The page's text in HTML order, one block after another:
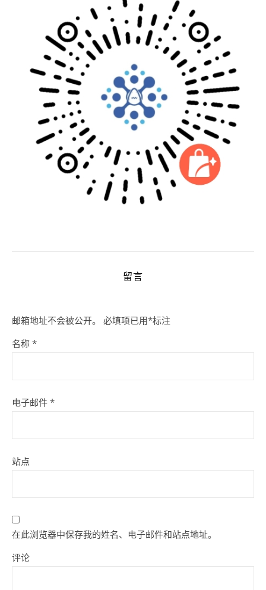
留言
邮箱地址不会被公开。 必填项已用*标注
名称 *
电子邮件 *
站点
在此浏览器中保存我的姓名、电子邮件和站点地址。
评论